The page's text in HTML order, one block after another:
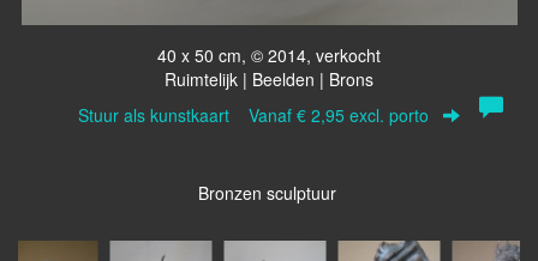
40 x 50 cm, © 2014, verkocht
Ruimtelijk | Beelden | Brons
Stuur als kunstkaart Vanaf € 2,95 excl. porto
Bronzen sculptuur